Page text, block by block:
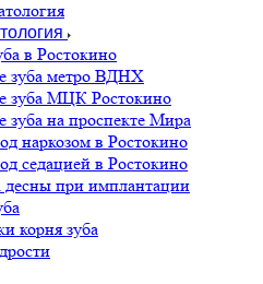
в Ростокино
зуба метро ВДНХ
зуба МЦК Ростокино
зуба на проспекте Мира
наркозом в Ростокино
седацией в Ростокино
десны при имплантации
корня зуба